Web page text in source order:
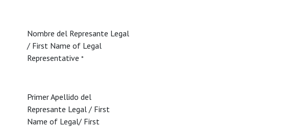
Nombre del Represante Legal
/ First Name of Legal
Representative *
Primer Apellido del
Represante Legal / First
Name of Legal/ First